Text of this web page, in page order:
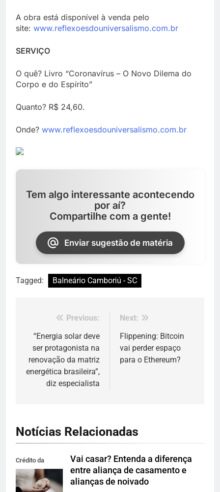
A obra está disponível à venda pelo
site: www.reflexoesdouniversalismo.com.br
SERVIÇO
O quê? Livro “Coronavírus – O Novo Dilema do
Corpo e do Espírito”
Quanto? R$ 24,60.
Onde? www.reflexoesdouniversalismo.com.br
Tem algo interessante acontecendo
por aí?
Compartilhe com a gente!
Enviar sugestão de matéria
Tagged: Balneário Camboriú - SC
Navegação
de
Post
Previous:
“Energia solar deve
ser protagonista na
renovação da matriz
energética brasileira”,
diz especialista
Next:
Flippening: Bitcoin
vai perder espaço
para o Ethereum?
Notícias Relacionadas
Crédito da
imagem: Pexels
Vai casar? Entenda a diferença
entre aliança de casamento e
alianças de noivado